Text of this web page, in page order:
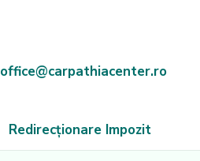
office@carpathiacenter.ro
Redirecționare Impozit